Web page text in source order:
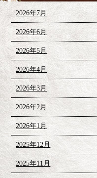
2026年7月
2026年6月
2026年5月
2026年4月
2026年3月
2026年2月
2026年1月
2025年12月
2025年11月